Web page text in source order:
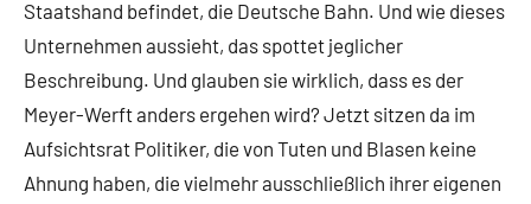
Staatshand befindet, die Deutsche Bahn. Und wie dieses
Unternehmen aussieht, das spottet jeglicher
Beschreibung. Und glauben sie wirklich, dass es der
Meyer-Werft anders ergehen wird? Jetzt sitzen da im
Aufsichtsrat Politiker, die von Tuten und Blasen keine
Ahnung haben, die vielmehr ausschließlich ihrer eigenen